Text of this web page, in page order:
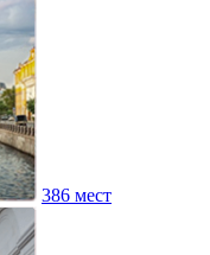
386 мест